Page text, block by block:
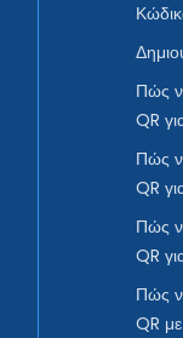
Πώς
QR
Πώς
QR
Πώς
QR
Πώς
QR